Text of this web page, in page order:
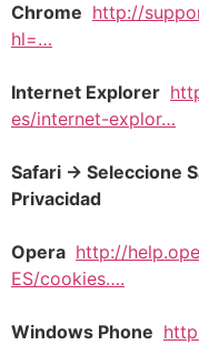
Chrome http://
hl=…
Internet Explorer
es/internet-explor…
Safari -> Seleccione
Privacidad
Opera http://
ES/cookies….
Windows Phone